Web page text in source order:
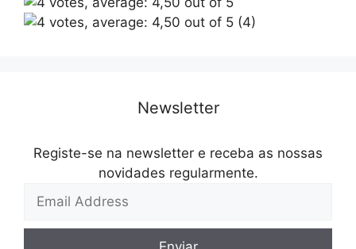
(4)
Newsletter
Registe-se na newsletter e receba as nossas
novidades regularmente.